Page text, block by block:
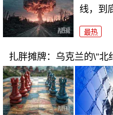
线，到
最热
扎胖摊牌：乌克兰的\"北